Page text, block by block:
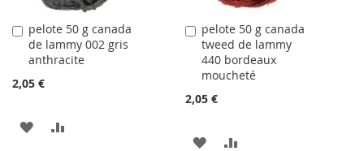
pelote 50 g canada
de lammy 002 gris
anthracite
2,05 €
Ajouter
au
panier
AJOUTER
pelote 50 g canada
tweed de lammy
440 bordeaux
moucheté
2,05 €
Ajouter
au
panier
AJOUTER